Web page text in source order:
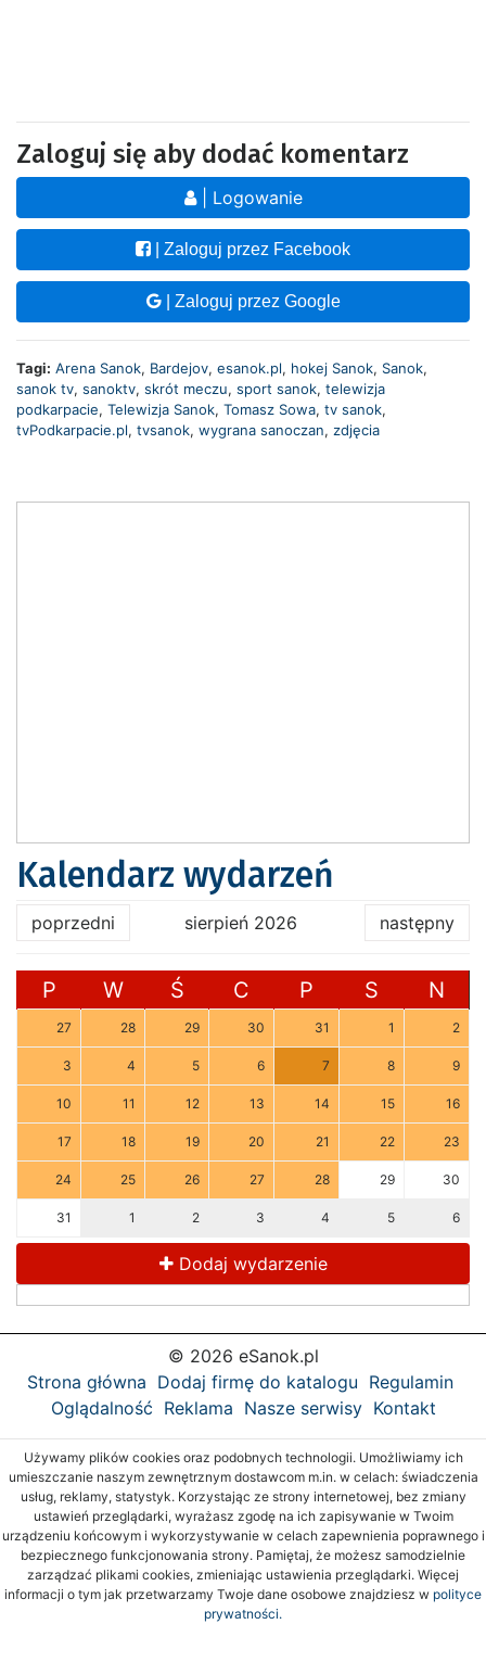
Zaloguj się aby dodać komentarz
| Logowanie
| Zaloguj przez Facebook
| Zaloguj przez Google
Tagi: Arena Sanok, Bardejov, esanok.pl, hokej Sanok, Sanok,
sanok tv, sanoktv, skrót meczu, sport sanok, telewizja
podkarpacie, Telewizja Sanok, Tomasz Sowa, tv sanok,
tvPodkarpacie.pl, tvsanok, wygrana sanoczan, zdjęcia
Kalendarz wydarzeń
poprzedni sierpień 2026 następny
P W Ś C P S N
27 28 29 30 31 1 2
3 4 5 6 7 8 9
10 11 12 13 14 15 16
17 18 19 20 21 22 23
24 25 26 27 28 29 30
31 1 2 3 4 5 6
Dodaj wydarzenie
© 2026 eSanok.pl
Strona główna Dodaj firmę do katalogu Regulamin
Oglądalność Reklama Nasze serwisy Kontakt
Używamy plików cookies oraz podobnych technologii. Umożliwiamy ich
umieszczanie naszym zewnętrznym dostawcom m.in. w celach: świadczenia
usług, reklamy, statystyk. Korzystając ze strony internetowej, bez zmiany
ustawień przeglądarki, wyrażasz zgodę na ich zapisywanie w Twoim
urządzeniu końcowym i wykorzystywanie w celach zapewnienia poprawnego i
bezpiecznego funkcjonowania strony. Pamiętaj, że możesz samodzielnie
zarządzać plikami cookies, zmieniając ustawienia przeglądarki. Więcej
informacji o tym jak przetwarzamy Twoje dane osobowe znajdziesz w polityce
prywatności.